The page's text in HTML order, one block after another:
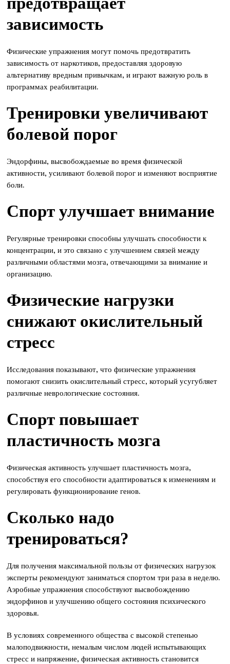
зависимость
Физические упражнения могут помочь предотвратить
зависимость от наркотиков, предоставляя здоровую
альтернативу вредным привычкам, и играют важную роль в
программах реабилитации.
Тренировки увеличивают
болевой порог
Эндорфины, высвобождаемые во время физической
активности, усиливают болевой порог и изменяют восприятие
боли.
Спорт улучшает внимание
Регулярные тренировки способны улучшать способности к
концентрации, и это связано с улучшением связей между
различными областями мозга, отвечающими за внимание и
организацию.
Физические нагрузки
снижают окислительный
стресс
Исследования показывают, что физические упражнения
помогают снизить окислительный стресс, который усугубляет
различные неврологические состояния.
Спорт повышает
пластичность мозга
Физическая активность улучшает пластичность мозга,
способствуя его способности адаптироваться к изменениям и
регулировать функционирование генов.
Сколько надо
тренироваться?
Для получения максимальной пользы от физических нагрузок
эксперты рекомендуют заниматься спортом три раза в неделю.
Аэробные упражнения способствуют высвобождению
эндорфинов и улучшению общего состояния психического
здоровья.
В условиях современного общества с высокой степенью
малоподвижности, немалым числом людей испытывающих
стресс и напряжение, физическая активность становится